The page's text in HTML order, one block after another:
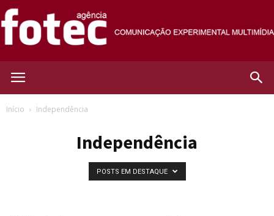
Fotec
Início Independência
Independência
POSTS EM DESTAQUE